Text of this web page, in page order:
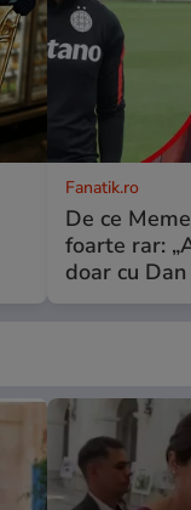
Fanatik.ro
De ce
foarte rar:
doar cu